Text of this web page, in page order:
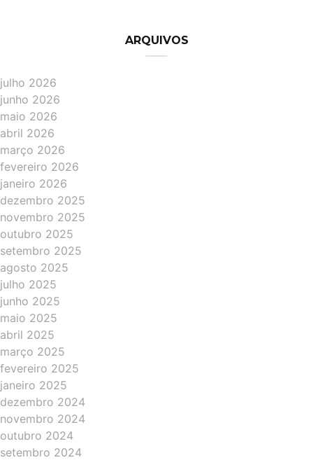
ARQUIVOS
julho 2026
junho 2026
maio 2026
abril 2026
março 2026
fevereiro 2026
janeiro 2026
dezembro 2025
novembro 2025
outubro 2025
setembro 2025
agosto 2025
julho 2025
junho 2025
maio 2025
abril 2025
março 2025
fevereiro 2025
janeiro 2025
dezembro 2024
novembro 2024
outubro 2024
setembro 2024